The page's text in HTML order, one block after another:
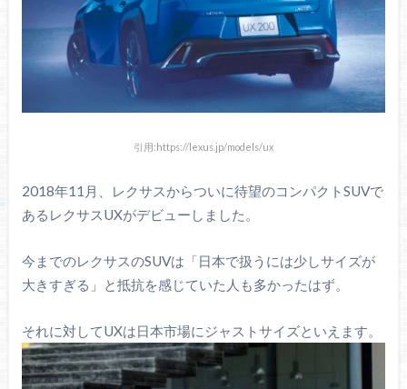
引用:https://lexus.jp/models/ux
2018年11月、レクサスからついに待望のコンパクトSUVで
あるレクサスUXがデビューしました。
今までのレクサスのSUVは「日本で扱うには少しサイズが
大きすぎる」と抵抗を感じていた人も多かったはず。
それに対してUXは日本市場にジャストサイズといえます。